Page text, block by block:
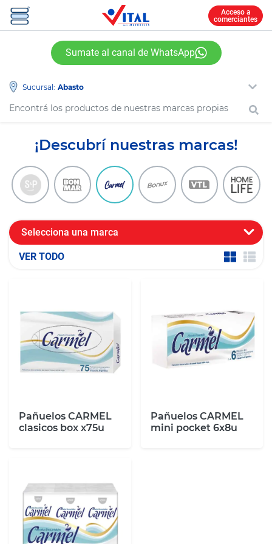
Acceso a
comerciantes
Sumate al canal de WhatsApp
Sucursal:
¡Descubrí nuestras marcas!
Selecciona una marca
VER TODO
Pañuelos CARMEL
clasicos box x75u
Pañuelos CARMEL
mini pocket 6x8u